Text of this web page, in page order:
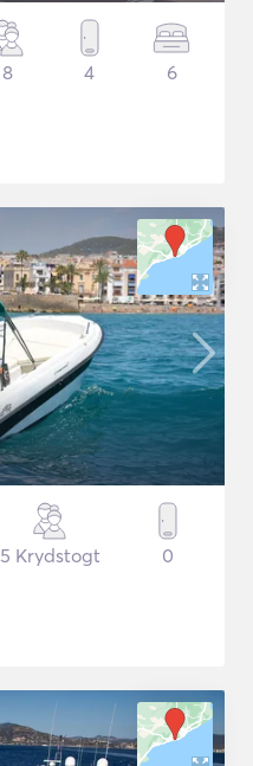
8 4 6
5 Krydstogt 0